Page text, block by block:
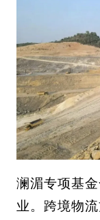
澜湄专项基
业。跨境物